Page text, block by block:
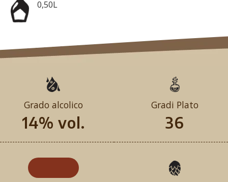
0,50L
Grado alcolico
14% vol.
Gradi Plato
36